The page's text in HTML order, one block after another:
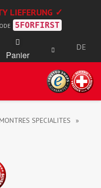
LIEFERUNG ✓
5FORFIRST
Panier
DE
SPECIALITES